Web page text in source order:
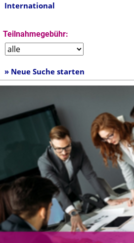
International
Teilnahmegebühr:
» Neue Suche starten